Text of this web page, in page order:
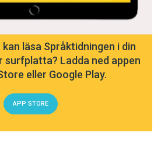
läsa Språktidningen i din
surfplatta? Ladda ned appen
eller Google Play.
APP STORE